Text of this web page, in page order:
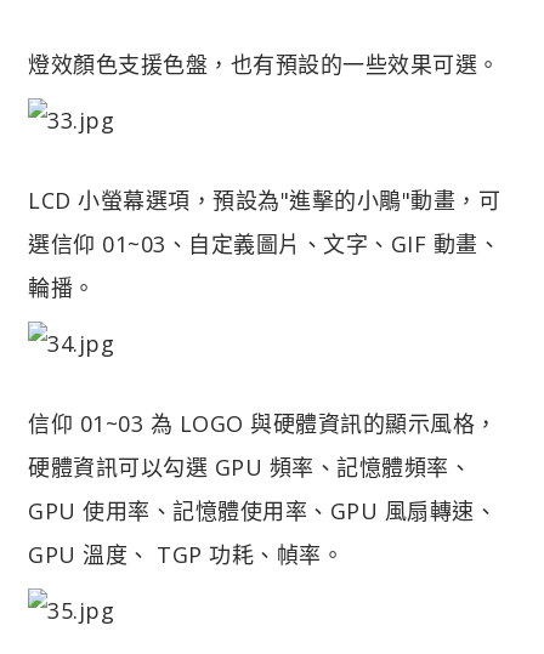
燈效顏色支援色盤，也有預設的一些效果可選。
LCD 小螢幕選項，預設為"進擊的小鵰"動畫，可
選信仰 01~03、自定義圖片、文字、GIF 動畫、
輪播。
信仰 01~03 為 LOGO 與硬體資訊的顯示風格，
硬體資訊可以勾選 GPU 頻率、記憶體頻率、
GPU 使用率、記憶體使用率、GPU 風扇轉速、
GPU 溫度、 TGP 功耗、幀率。